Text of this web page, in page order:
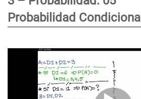
Probabilidad Condicional